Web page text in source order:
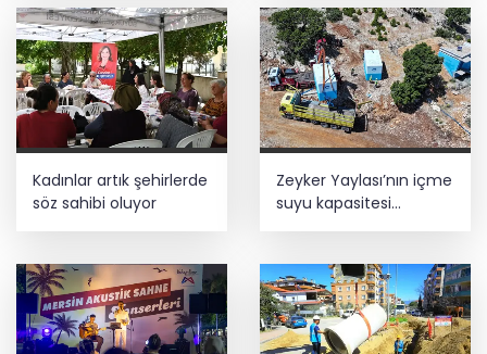
Kadınlar artık şehirlerde
söz sahibi oluyor
Zeyker Yaylası’nın içme
suyu kapasitesi
güçlendirildi